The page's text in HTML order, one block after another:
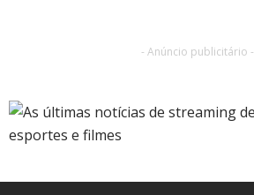
- Anúncio publicitário -